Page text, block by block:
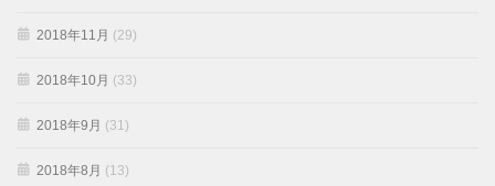
2018年11月 (29)
2018年10月 (33)
2018年9月 (31)
2018年8月 (13)